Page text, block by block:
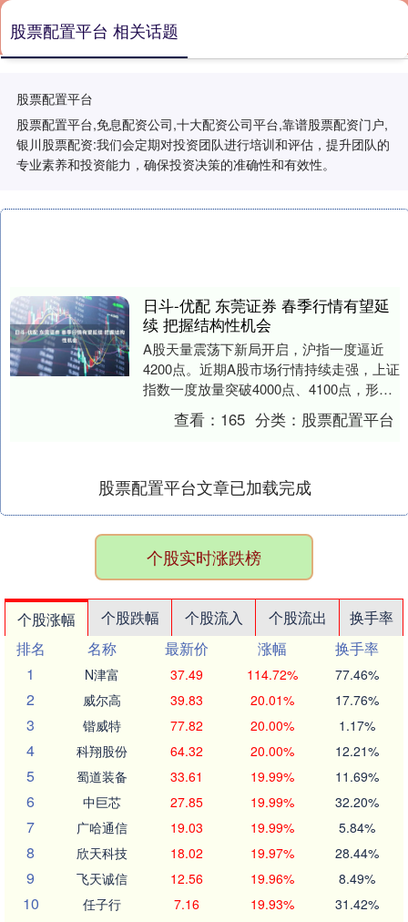
股票配置平台
股票配置平台,免息配资公司,十大配资公司平台,靠谱股票配资门户,
银川股票配资:我们会定期对投资团队进行培训和评估，提升团队的
专业素养和投资能力，确保投资决策的准确性和有效性。
股票配置平台 相关话题
日斗-优配 东莞证券 春季行情有望延
续 把握结构性机会
A股天量震荡下新局开启，沪指一度逼近
4200点。近期A股市场行情持续走强，上证
指数一度放量突破4000点、4100点，形成
向上突破趋势，其中，2025年12月1....
查看： 165 分类： 股票配置平台
股票配置平台文章已加载完成
个股实时涨跌榜
个股涨幅 个股跌幅 个股流入 个股流出
换手率
排名
名称 最新价 涨幅
换手率
1
N津富 37.49 114.72% 77.46%
2 威尔高 39.83 20.01% 17.76%
3 锴威特 77.82 20.00% 1.17%
4 科翔股份 64.32 20.00% 12.21%
5 蜀道装备 33.61 19.99% 11.69%
6 中巨芯 27.85 19.99% 32.20%
7 广哈通信 19.03 19.99% 5.84%
8 欣天科技 18.02 19.97% 28.44%
9 飞天诚信 12.56 19.96% 8.49%
10 任子行 7.16 19.93% 31.42%